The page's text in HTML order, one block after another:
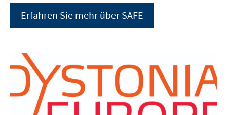
Erfahren Sie mehr über SAFE